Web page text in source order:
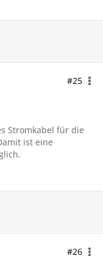
#25
Stromkabel für die
ist eine
#26